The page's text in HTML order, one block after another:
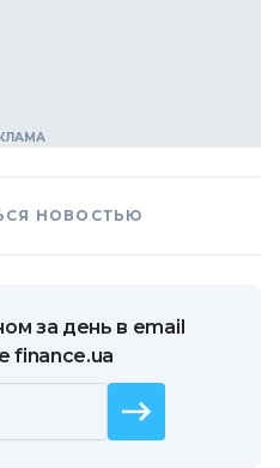
НОВОСТЬЮ
за день в email
finance.ua